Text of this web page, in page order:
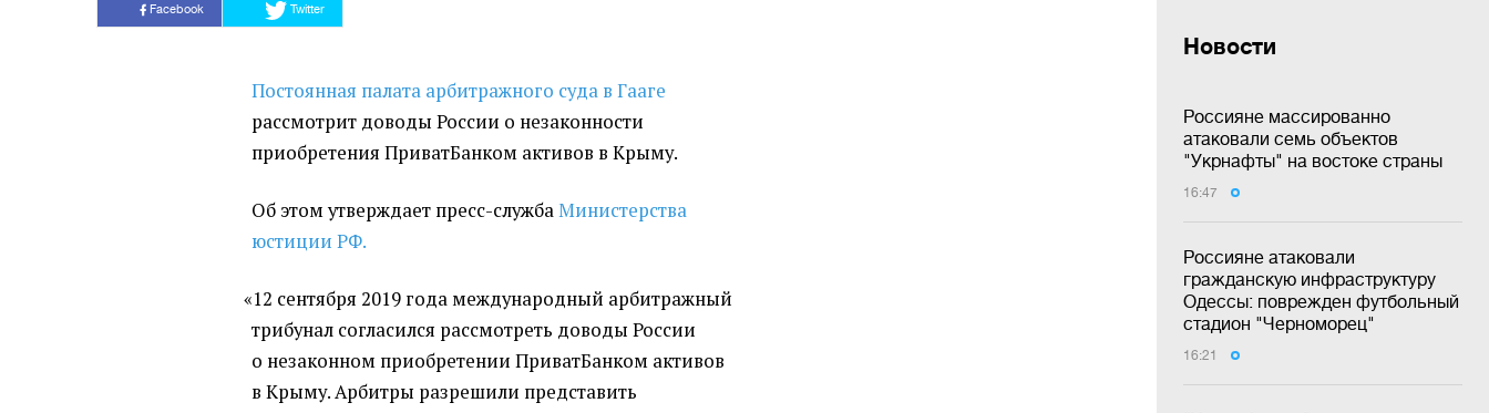
Новости
Россияне массированно
атаковали семь объектов
"Укрнафты" на востоке страны
16:47
Россияне атаковали
гражданскую инфраструктуру
Одессы: поврежден футбольный
стадион "Черноморец"
16:21
Facebook Twitter
Постоянная палата арбитражного суда в Гааге
рассмотрит доводы России о незаконности
приобретения ПриватБанком активов в Крыму.
Об этом утверждает пресс-службаМинистерства
юстиции РФ.
«12 сентября 2019 года международный арбитражный
трибунал согласился рассмотреть доводы России
о незаконном приобретении ПриватБанком активов
в Крыму. Арбитры разрешили представить